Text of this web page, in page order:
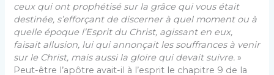
ceux qui ont prophétisé sur la grâce qui vous était
destinée, s’efforçant de discerner à quel moment ou à
quelle époque l’Esprit du Christ, agissant en eux,
faisait allusion, lui qui annonçait les souffrances à venir
sur le Christ, mais aussi la gloire qui devait suivre. »
Peut-être l’apôtre avait-il à l’esprit le chapitre 9 de la